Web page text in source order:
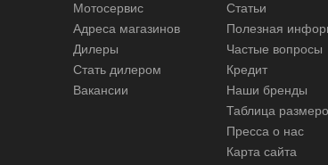
Мотосервис
Адреса магазинов
Дилеры
Стать дилером
Вакансии
Статьи
Полезная
Частые вопросы
Кредит
Наши бренды
Таблица
Пресса о нас
Карта сайта